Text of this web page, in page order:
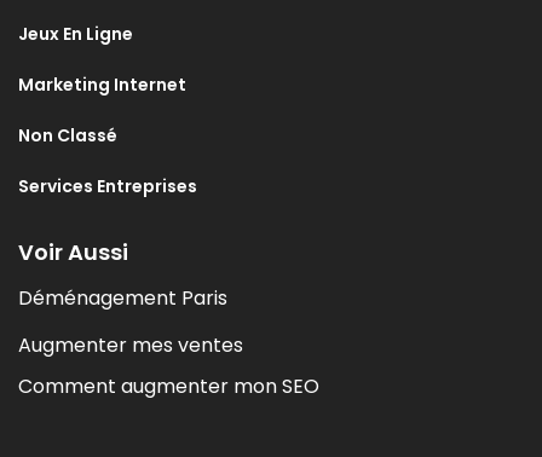
Jeux En Ligne
Marketing Internet
Non Classé
Services Entreprises
Voir Aussi
Déménagement Paris
Augmenter mes ventes
Comment augmenter mon SEO